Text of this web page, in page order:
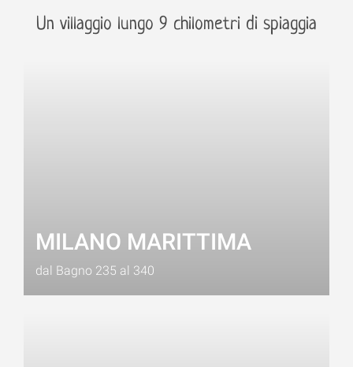
Un villaggio lungo 9 chilometri di spiaggia
MILANO MARITTIMA
dal Bagno 235 al 340